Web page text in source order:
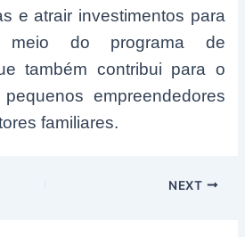
e atrair investimentos para
do programa de
também contribui para o
empreendedores
familiares.
NEXT